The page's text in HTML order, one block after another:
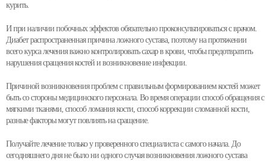
курить.
И при наличии побочных эффектов обязательно проконсультироваться с врачом.
Диабет распространенная причина ложного сустава, поэтому на протяжении
всего курса лечения важно контролировать сахар в крови, чтобы предотвратить
нарушения сращения костей и возникновение инфекции.
Причиной возникновения проблем с правильным формированием костей может
быть со стороны медицинского персонала. Во время операции способ обращения с
мягкими тканями, способ ломания кости, способ коррекции сломанной кости,
разные факторы могут повлиять на сращение.
Получайте лечение только у проверенного специалиста с самого начала. До
сегодняшнего дня не было ни одного случая возникновения ложного сустава